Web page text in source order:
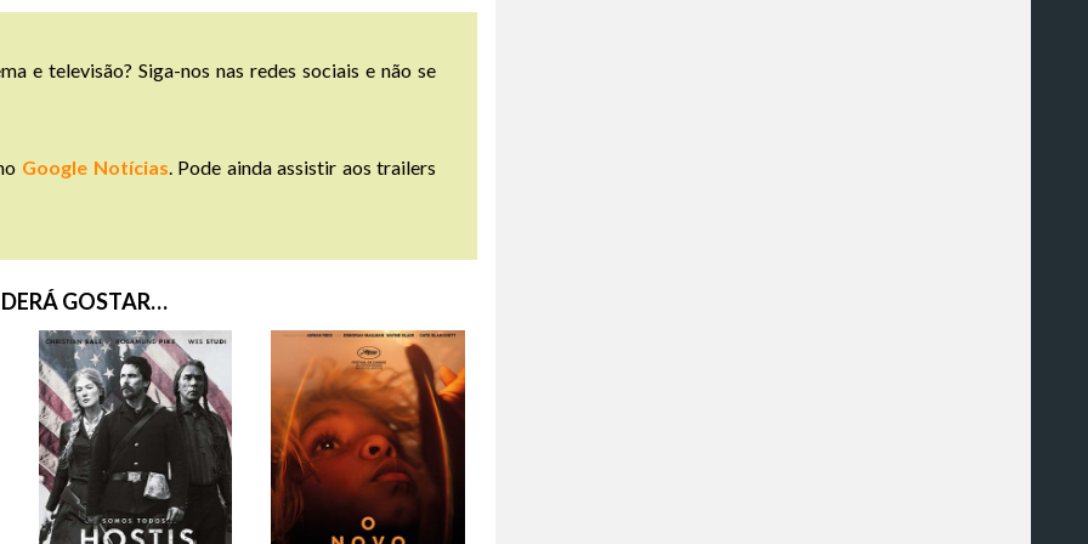
e televisão? Siga-nos nas redes sociais e não se
Google Notícias. Pode ainda assistir aos trailers
GOSTAR…